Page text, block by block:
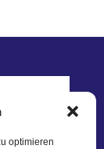
optimieren